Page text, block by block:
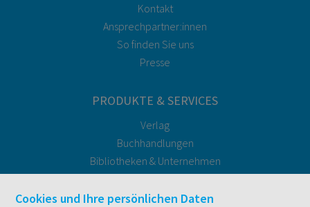
Kontakt
Ansprechpartner:innen
So finden Sie uns
Presse
PRODUKTE & SERVICES
Verlag
Buchhandlungen
Bibliotheken & Unternehmen
Druckerei facultas druckt.
Cookies und Ihre persönlichen Daten